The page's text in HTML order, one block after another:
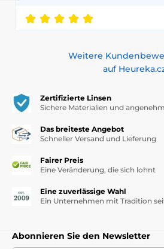
Weitere
auf
Zertifizierte Linsen
Sichere Materialien und
Das breiteste Angebot
Schneller Versand und Lieferung
Fairer Preis
Eine Veränderung, die sich lohnt
Eine zuverlässige Wahl
Ein Unternehmen mit Tradition
Abonnieren Sie den Newsletter